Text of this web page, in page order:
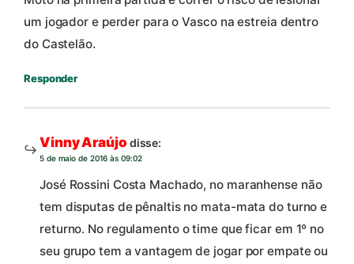
um jogador e perder para o Vasco na estreia dentro
do Castelão.
Responder
Vinny Araújo disse:
5 de maio de 2016 às 09:02
José Rossini Costa Machado, no maranhense não
tem disputas de pênaltis no mata-mata do turno e
returno. No regulamento o time que ficar em 1º no
seu grupo tem a vantagem de jogar por empate ou